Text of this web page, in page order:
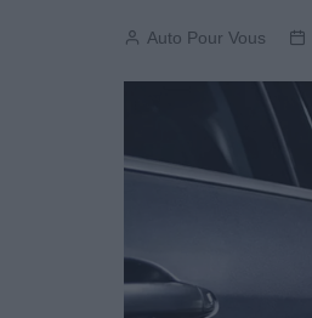
Auto Pour Vous